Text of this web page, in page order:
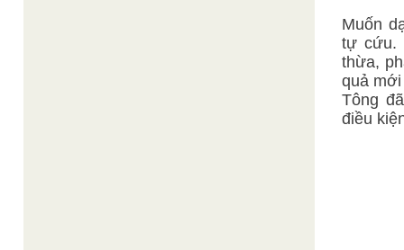
Muốn
tự cứu.
thừa,
quả
Tông
điều